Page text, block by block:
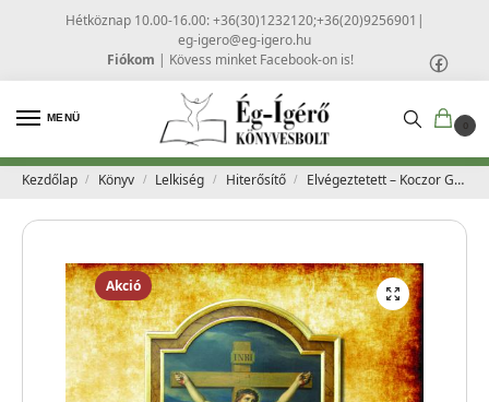
Hétköznap 10.00-16.00: +36(30)1232120;+36(20)9256901 |
eg-igero@eg-igero.hu
Fiókom | Kövess minket Facebook-on is!
MENÜ
0
Kezdőlap / Könyv / Lelkiség / Hiterősítő / Elvégeztetett – Koczor György
Akció